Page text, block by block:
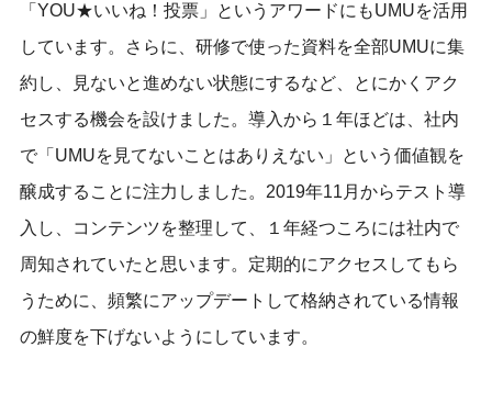
「YOU★いいね！投票」というアワードにもUMUを活用
しています。さらに、研修で使った資料を全部UMUに集
約し、見ないと進めない状態にするなど、とにかくアク
セスする機会を設けました。導入から１年ほどは、社内
で「UMUを見てないことはありえない」という価値観を
醸成することに注力しました。2019年11月からテスト導
入し、コンテンツを整理して、１年経つころには社内で
周知されていたと思います。定期的にアクセスしてもら
うために、頻繁にアップデートして格納されている情報
の鮮度を下げないようにしています。